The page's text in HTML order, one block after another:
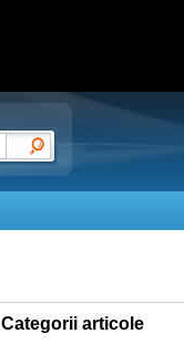
Categorii articole